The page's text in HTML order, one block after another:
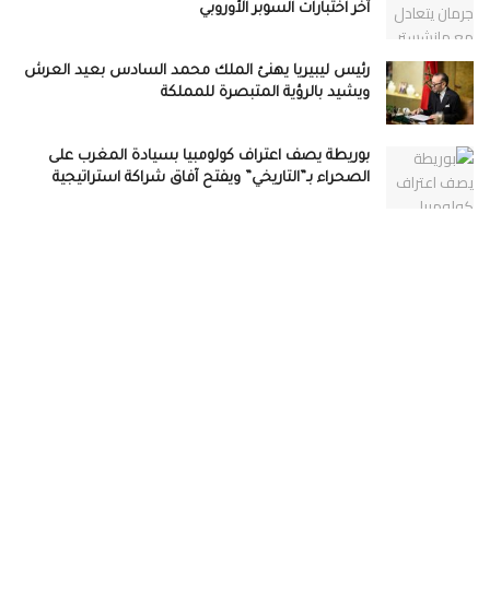
آخر اختبارات السوبر الأوروبي
رئيس ليبيريا يهنئ الملك محمد السادس بعيد العرش
ويشيد بالرؤية المتبصرة للمملكة
بوريطة يصف اعتراف كولومبيا بسيادة المغرب على
الصحراء بـ”التاريخي” ويفتح آفاق شراكة استراتيجية